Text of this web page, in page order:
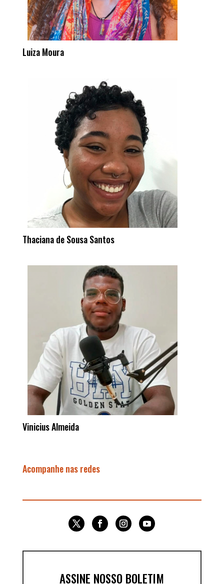
Luiza Moura
Thaciana de Sousa Santos
Vinicius Almeida
Acompanhe nas redes
ASSINE NOSSO BOLETIM